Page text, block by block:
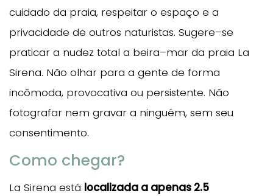
cuidado da praia, respeitar o espaço e a
privacidade de outros naturistas. Sugere–se
praticar a nudez total a beira–mar da praia La
Sirena. Não olhar para a gente de forma
incômoda, provocativa ou persistente. Não
fotografar nem gravar a ninguém, sem seu
consentimento.
Como chegar?
La Sirena está localizada a apenas 2.5